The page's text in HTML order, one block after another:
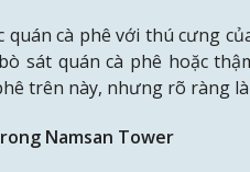
quán cà phê với thú cưng
sát quán cà phê hoặc
trên này, nhưng rõ ràng
Namsan Tower